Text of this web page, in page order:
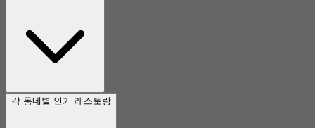
각 동네별 인기 레스토랑